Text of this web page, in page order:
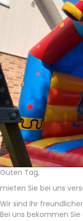
Guten Tag,
mieten Sie bei uns
Wir sind Ihr
Bei uns bekommen Sie